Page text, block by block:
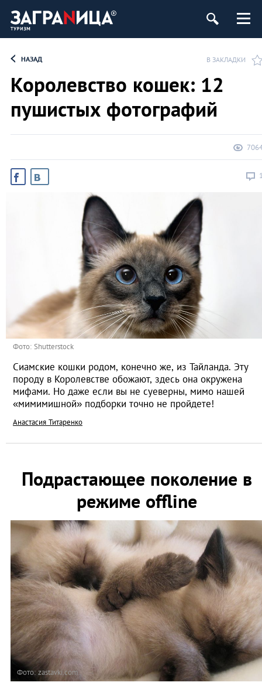
НАЗАД В ЗАКЛАДКИ
Королевство кошек: 12
пушистых фотографий
Фото: Shutterstock
Сиамские кошки родом, конечно же, из Тайланда. Эту
породу в Королевстве обожают, здесь она окружена
мифами. Но даже если вы не суеверны, мимо нашей
«мимимишной» подборки точно не пройдете!
Анастасия Титаренко
Подрастающее поколение в
режиме offline
Фото: zastavki.com